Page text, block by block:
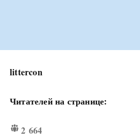
littercon
Читателей на странице:
2 664